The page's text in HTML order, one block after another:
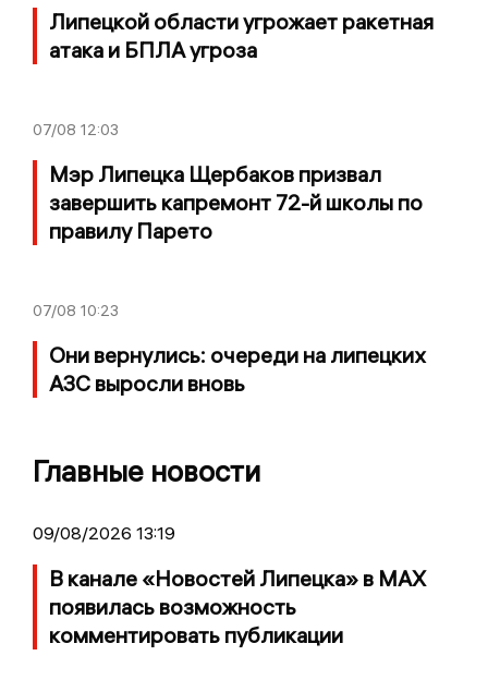
Липецкой области угрожает ракетная
атака и БПЛА угроза
07/08 12:03
Мэр Липецка Щербаков призвал
завершить капремонт 72-й школы по
правилу Парето
07/08 10:23
Они вернулись: очереди на липецких
АЗС выросли вновь
Главные новости
09/08/2026 13:19
В канале «Новостей Липецка» в MAX
появилась возможность
комментировать публикации